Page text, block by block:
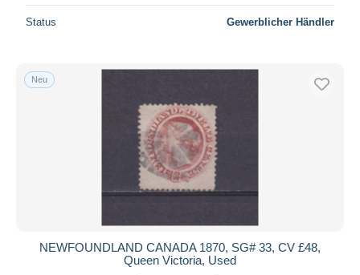
Status Gewerblicher Händler
Neu
NEWFOUNDLAND CANADA 1870, SG# 33, CV £48,
Queen Victoria, Used